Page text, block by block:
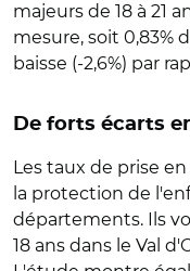
majeurs de 18 à 21
mesure, soit 0,83%
baisse (-2,6%) par
De forts écarts
Les taux de prise
la protection de
départements. Ils
18 ans dans le Val